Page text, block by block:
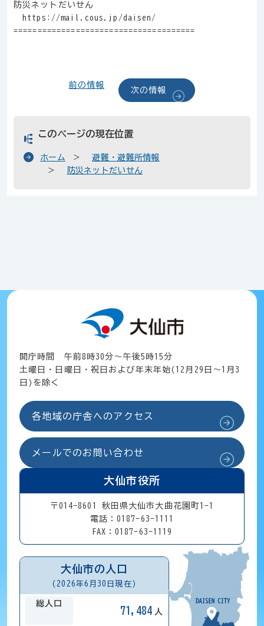
防災ネットだいせん
https://mail.cous.jp/daisen/
======================================
前の情報
次の情報
このページの現在位置
ホーム
避難・避難所情報
防災ネットだいせん
開庁時間 午前8時30分～午後5時15分
土曜日・日曜日・祝日および年末年始(12月29日～1月3
日)を除く
各地域の庁舎へのアクセス
メールでのお問い合わせ
大仙市役所
〒014-8601 秋田県大仙市大曲花園町1-1
電話：0187-63-1111
FAX：0187-63-1119
大仙市の人口
(2026年6月30日現在)
総人口
71,484 人